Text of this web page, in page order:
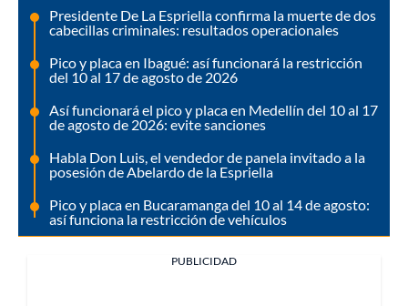
Presidente De La Espriella confirma la muerte de dos
cabecillas criminales: resultados operacionales
Pico y placa en Ibagué: así funcionará la restricción
del 10 al 17 de agosto de 2026
Así funcionará el pico y placa en Medellín del 10 al 17
de agosto de 2026: evite sanciones
Habla Don Luis, el vendedor de panela invitado a la
posesión de Abelardo de la Espriella
Pico y placa en Bucaramanga del 10 al 14 de agosto:
así funciona la restricción de vehículos
PUBLICIDAD